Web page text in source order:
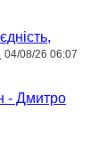
04/08/26 06:07
- Дмитро